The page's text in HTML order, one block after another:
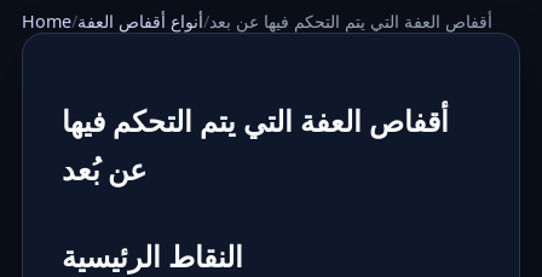
Home أنواع أقفاص العفة أقفاص العفة التي يتم التحكم فيها عن بعد
أقفاص العفة التي يتم التحكم فيها
عن بُعد
النقاط الرئيسية